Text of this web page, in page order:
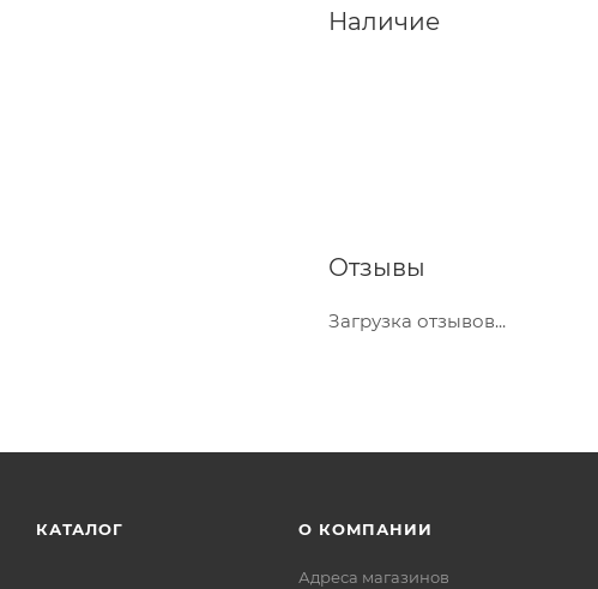
Наличие
Отзывы
Загрузка отзывов...
КАТАЛОГ О КОМПАНИИ
Адреса магазинов